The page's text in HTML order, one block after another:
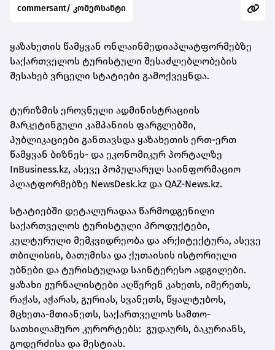
commersant/ კომერსანტი
ყაზახეთის წამყვან ონლაინმედიაპლატფორმებზე
საქართველოს ტურისტული შესაძლებლობების
შესახებ ვრცელი სტატიები გამოქვეყნდა.
ტურიზმის ეროვნული ადმინისტრაციის
მარკეტინგული კამპანიის ფარგლებში,
პუბლიკაციები განთავსდა ყაზახეთის ერთ-ერთ
წამყვან ბიზნეს- და ეკონომიკურ პორტალზე
InBusiness.kz, ასევე პოპულარულ საინფორმაციო
პლატფორმებზე NewsDesk.kz და QAZ-News.kz.
სტატიებში დეტალურადაა წარმოდგენილი
საქართველოს ტურისტული პროდუქტები,
კულტურული მემკვიდრეობა და არქიტექტურა, ასევე
თბილისის, ბათუმისა და ქუთაისის ისტორიული
უბნები და ტურისტულად საინტერესო ადგილები.
ყაზახი ჟურნალისტები აღწერენ კახეთს, იმერეთს,
რაჭას, აჭარას, გურიას, სვანეთს, წყალტუბოს,
მცხეთა-მთიანეთს, საქართველოს სამთო-
სათხილამურო კურორტებს: გუდაურს, ბაკურიანს,
გოდერძისა და მესტიას.